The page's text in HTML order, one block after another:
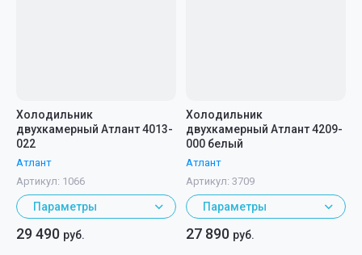
Холодильник
двухкамерный Атлант 4013-
022
Атлант
Артикул: 1066
Параметры
29 490 руб.
Холодильник
двухкамерный Атлант 4209-
000 белый
Атлант
Артикул: 3709
Параметры
27 890 руб.